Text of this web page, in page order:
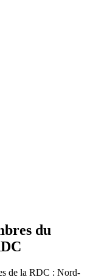
du
de la RDC : Nord-